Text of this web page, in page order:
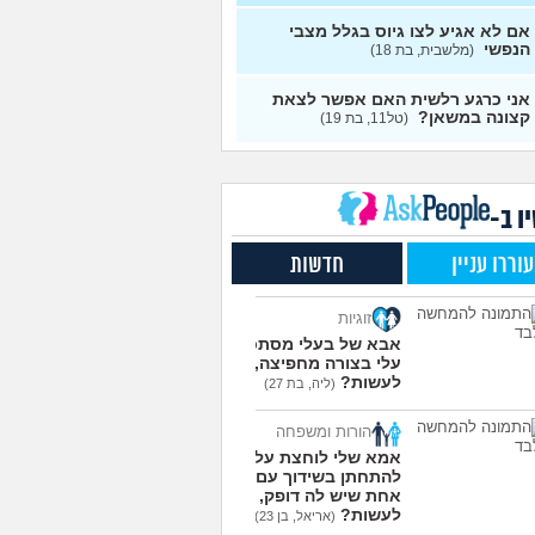
אופציות קשות לפני
בצה"ל (ניצן, בן 18)
ואני לא יודעת מה אני
לגבי זה (תמר, בת 20)
לקבל מנ״תית בסירוב
0
אופק מודיעין - האם
(ליהי, בת 18)
לסמן בשאלון העדפות אם
לא רוצה קרבי? (אנונימי, בן
עצות
עוד שאלות חדשות במדור
אם לא אגיע לצו גיוס בגלל מצבי
הנפשי (מלשבית, בת 18)
אני כרגע רלשית האם אפשר לצאת
קצונה במשאן? (טל11, בת 19)
ב-
עוררו עניין חדשות
זוגיות
אבא של בעלי מסתכל
עלי בצורה מחפיצה, מה
לעשות? (ליה, בת 27)
הורות ומשפחה
אמא שלי לוחצת עליי
להתחתן בשידוך עם כל
אחת שיש לה דופק, מה
לעשות? (אריאל, בן 23)